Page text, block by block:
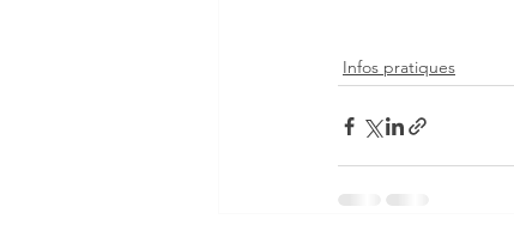
Infos pratiques